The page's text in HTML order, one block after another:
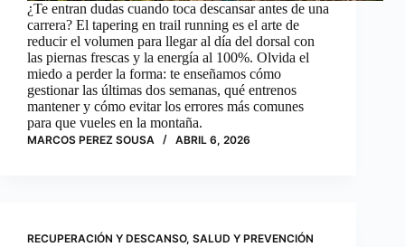
¿Te entran dudas cuando toca descansar antes de una
carrera? El tapering en trail running es el arte de
reducir el volumen para llegar al día del dorsal con
las piernas frescas y la energía al 100%. Olvida el
miedo a perder la forma: te enseñamos cómo
gestionar las últimas dos semanas, qué entrenos
mantener y cómo evitar los errores más comunes
para que vueles en la montaña.
MARCOS PEREZ SOUSA ABRIL 6, 2026
RECUPERACIÓN Y DESCANSO, SALUD Y PREVENCIÓN